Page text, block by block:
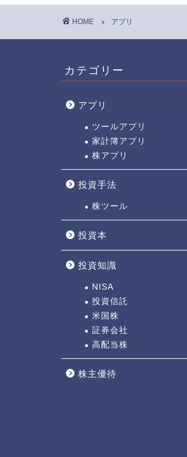
HOME アプリ
カテゴリー
アプリ
ツールアプリ
家計簿アプリ
株アプリ
投資手法
株ツール
投資本
投資知識
NISA
投資信託
米国株
証券会社
高配当株
株主優待